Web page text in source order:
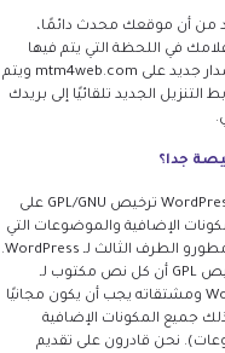
من أن موقعك محدث دائمًا،
في اللحظة التي يتم فيها
إصدار إصدار جديد على mtm4web.com ويتم
التنزيل الجديد تلقائيًا إلى بريدك
جدا؟
يفرض WordPress ترخيص GPL/GNU على
الإضافية والموضوعات التي
ينشئها مطورو الطرف الثالث لـ WordPress.
يعني ترخيص GPL أن كل نص مكتوب لـ
WordPress ومشتقاته يجب أن يكون مجانيًا
جميع المكونات الإضافية
نحن قادرون على تقديم